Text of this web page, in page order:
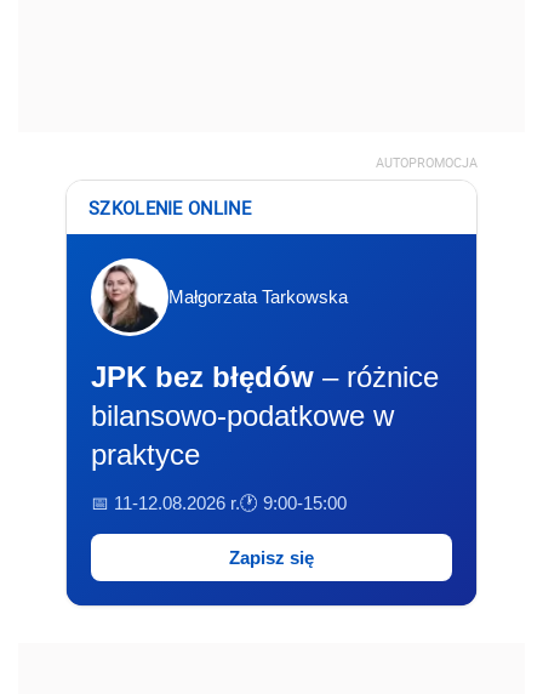
AUTOPROMOCJA
SZKOLENIE ONLINE
Małgorzata Tarkowska
JPK bez błędów – różnice
bilansowo-podatkowe w
praktyce
📅 11-12.08.2026 r.🕐 9:00-15:00
Zapisz się